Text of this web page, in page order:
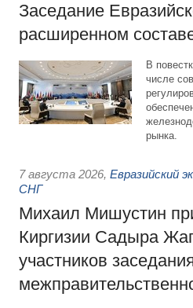
Заседание
расширенном
В
числе
рынка.
7 августа 2026, Евразийский
СНГ
Михаил Мишустин
Киргизии Садыра
участников